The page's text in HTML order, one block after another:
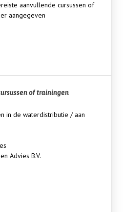
aanvullende cursussen of
aangegeven
of trainingen
in de waterdistributie / aan
Advies B.V.